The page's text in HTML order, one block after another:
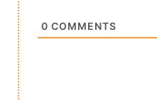
0 COMMENTS